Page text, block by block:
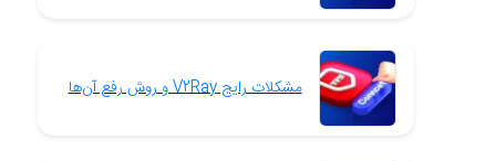
مشکلات رایج V2Ray و روش رفع آن‌ها